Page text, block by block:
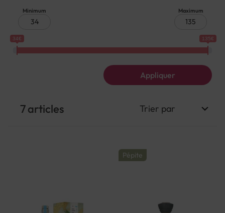
7articles
Pépite
Minimum Maximum
34€ 135€
Appliquer